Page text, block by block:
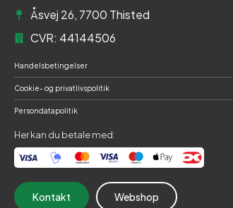
Åsvej 26, 7700 Thisted
CVR: 44144506
Handelsbetingelser
Cookie- og privatlivspolitik
Persondatapolitik
Her kan du betale med:
Kontakt Webshop